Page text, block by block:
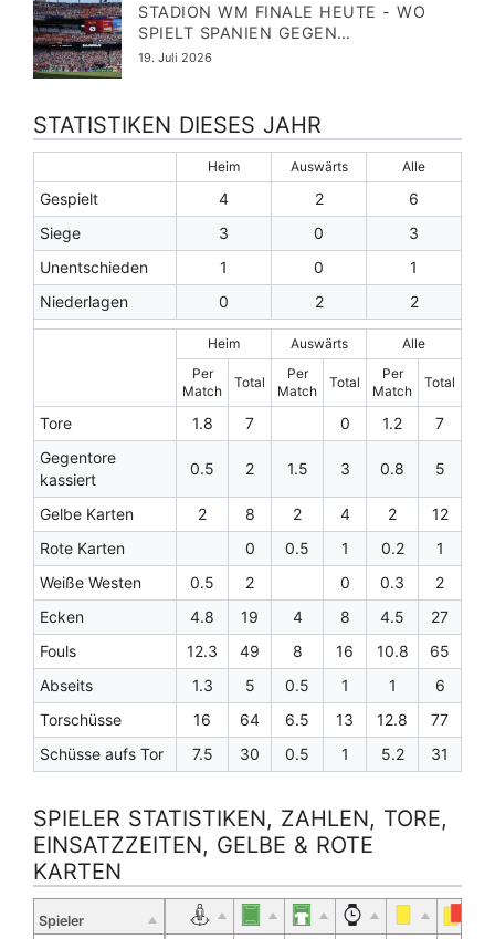
STADION WM FINALE HEUTE - WO
SPIELT SPANIEN GEGEN
ARGENTINIEN? METLIFE STADIUM
Veröffentlicht
19. Juli 2026
STATISTIKEN DIESES JAHR
Heim Auswärts Alle
Gespielt 4 2
6
Siege
3 0
3
Unentschieden
1 0
1
Niederlagen
0 2 2
Heim Auswärts
Alle
Per
Match
Total
Per
Match
Total
Per
Match
Total
Tore 1.8 7 0 1.2
7
Gegentore
kassiert
0.5 2 1.5 3 0.8 5
Gelbe Karten 2 8 2 4 2
12
Rote Karten
0 0.5 1 0.2
1
Weiße Westen
0.5 2 0 0.3
2
Ecken
4.8 19 4 8 4.5
27
Fouls
12.3 49 8 16 10.8
65
Abseits
1.3 5 0.5 1 1
6
Torschüsse
16 64 6.5 13 12.8
77
Schüsse aufs Tor
7.5 30 0.5 1 5.2 31
SPIELER STATISTIKEN, ZAHLEN, TORE,
EINSATZZEITEN, GELBE & ROTE
KARTEN
Spieler